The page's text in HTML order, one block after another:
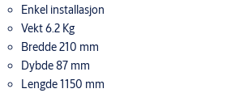
Enkel installasjon
Vekt 6.2 Kg
Bredde 210 mm
Dybde 87 mm
Lengde 1150 mm